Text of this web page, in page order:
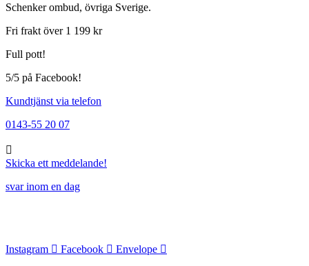
Schenker ombud, övriga Sverige.
Fri frakt över 1 199 kr
Full pott!
5/5 på Facebook!
Kundtjänst via telefon
0143-55 20 07
Skicka ett meddelande!
svar inom en dag
Instagram Facebook Envelope